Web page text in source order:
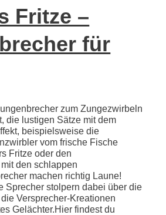
Fritze –
für
zum Zungezwirbeln
die lustigen Sätze mit dem
beispielsweise die
vom frische Fische
Fritze oder den
den schlappen
machen richtig Laune!
Sprecher stolpern dabei über die
Versprecher-Kreationen
Gelächter.Hier findest du